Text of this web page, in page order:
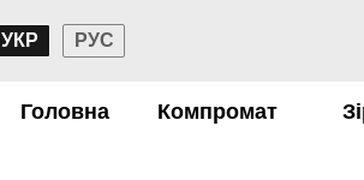
УКР РУС
Головна Компромат